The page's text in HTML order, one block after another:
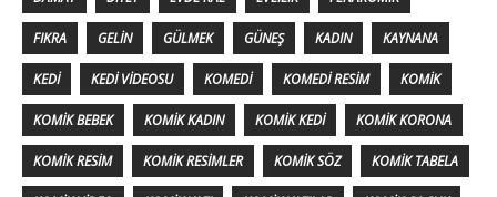
FIKRA GELIN GÜLMEK GÜNEŞ KADIN KAYNANA
KEDI KEDI VIDEOSU KOMEDI KOMEDI RESIM KOMIK
KOMIK BEBEK KOMIK KADIN KOMIK KEDI KOMIK KORONA
KOMIK RESIM KOMIK RESIMLER KOMIK SÖZ KOMIK TABELA